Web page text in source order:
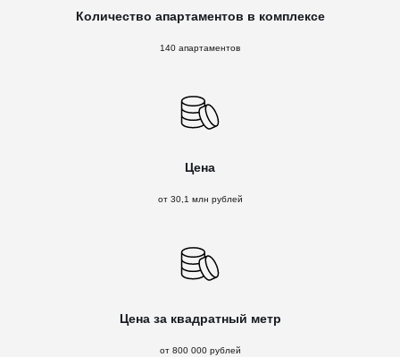
Количество апартаментов в комплексе
140 апартаментов
Цена
от 30,1 млн рублей
Цена за квадратный метр
от 800 000 рублей